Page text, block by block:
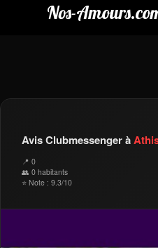
Nos-
Avis Clubmessenger à
📍 0
👥 0 habitants
⭐ Note : 9.3/10